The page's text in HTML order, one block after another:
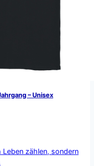
– Unisex
zählen, sondern